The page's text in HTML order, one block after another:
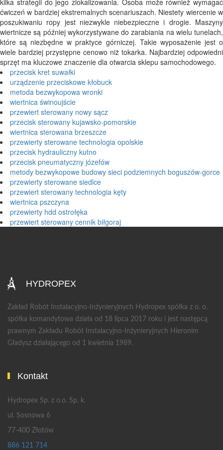
kilka strategii do jego zlokalizowania. Osoba może również wymagać
ćwiczeń w bardziej ekstremalnych scenariuszach. Niestety wiercenie w
poszukiwaniu ropy jest niezwykle niebezpieczne i drogie. Maszyny
wiertnicze są później wykorzystywane do zarabiania na wielu tunelach,
które są niezbędne w praktyce górniczej. Takie wyposażenie jest o
wiele bardziej przystępne cenowo niż tokarka. Najbardziej odpowiedni
sprzęt ma kluczowe znaczenie dla otwarcia sklepu samochodowego.
przecisk kret suwałki
urządzenie przeciskowe kłobuck
metoda bezwykopowa wronki
wiertnica świnoujście
przewiert sterowany nowy sącz
przecisk sterowany kujawsko-pomorskie
wiertnica sterowana brzeszcze
przewierty sterowane technologia opolskie
przecisk hydrauliczny kutno
przecisk pneumatyczny józefów
metody bezwykopowe budowy sieci podziemnych boguszów-gorce
przewierty sterowane siedlce
przewiert sterowany technologia kęty
wiertnica pszczyna
przewierty hdd ostrołęka
przewiert sterowany cennik biłgoraj
HYDROPEX
Zakład Robót Instalacyjno-Inżynieryjnych Hydropex spółka z o. o.
spółka komandytowa działa od 18 lipca 2017 roku i jest następcą
prawnym Zakładu Robót Instalacyjno-Inżynieryjnych Hieronim
Gładysz działającego od 1 kwietnia 1989.
Kontakt
Hydropex Sp. z o.o. Sp. k.
ul. Sosnowa 6
77-400 Złotów
886 121 714